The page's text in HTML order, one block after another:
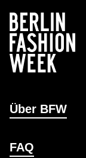
Über BFW
FAQ